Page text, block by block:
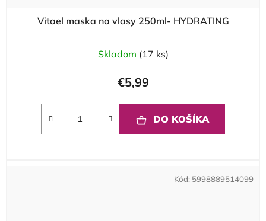
Vitael maska na vlasy 250ml- HYDRATING
Skladom (17 ks)
€5,99
DO KOŠÍKA
Kód: 5998889514099